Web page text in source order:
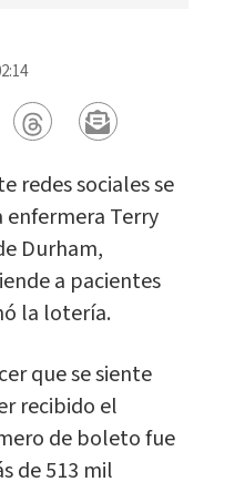
redes sociales se
enfermera Terry
Durham,
a pacientes
la lotería.
que se siente
recibido el
de boleto fue
de 513 mil